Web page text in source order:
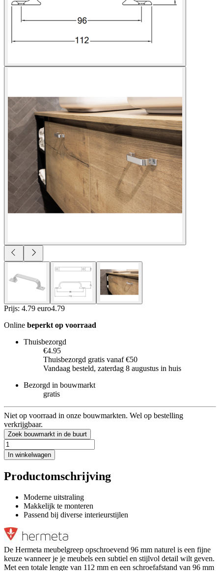
Prijs: 4.79 euro4.79
Online beperkt op voorraad
Thuisbezorgd
€4.95
Thuisbezorgd gratis vanaf €50
Vandaag besteld, zaterdag 8 augustus in huis
Bezorgd in bouwmarkt
gratis
Niet op voorraad in onze bouwmarkten. Wel op bestelling
verkrijgbaar.
Zoek bouwmarkt in de buurt
In winkelwagen
Productomschrijving
Moderne uitstraling
Makkelijk te monteren
Passend bij diverse interieurstijlen
De Hermeta meubelgreep opschroevend 96 mm naturel is een fijne
keuze wanneer je je meubels een subtiel en stijlvol detail wilt geven.
Met een totale lengte van 112 mm en een schroefafstand van 96 mm